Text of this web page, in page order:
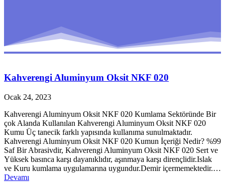
Kahverengi Aluminyum Oksit NKF 020
Ocak 24, 2023
Kahverengi Aluminyum Oksit NKF 020 Kumlama Sektöründe Bir
çok Alanda Kullanılan Kahverengi Aluminyum Oksit NKF 020
Kumu Üç tanecik farklı yapısında kullanıma sunulmaktadır.
Kahverengi Aluminyum Oksit NKF 020 Kumun İçeriği Nedir? %99
Saf Bir Abrasivdir, Kahverengi Aluminyum Oksit NKF 020 Sert ve
Yüksek basınca karşı dayanıklıdır, aşınmaya karşı dirençlidir.Islak
ve Kuru kumlama uygulamarına uygundur.Demir içermemektedir.…
Devamı